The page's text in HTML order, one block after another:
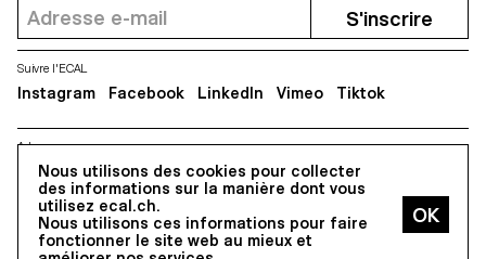
Nous utilisons des cookies pour collecter
des informations sur la manière dont vous
utilisez ecal.ch.
Nous utilisons ces informations pour faire
fonctionner le site web au mieux et
Adresse
5, avenue du Temple, CH-1020 Renens
S'inscrire
Suivre l'ECAL
Instagram Facebook LinkedIn Vimeo Tiktok
Tous droits réservés @2026
Contact Impressum Hub Presse